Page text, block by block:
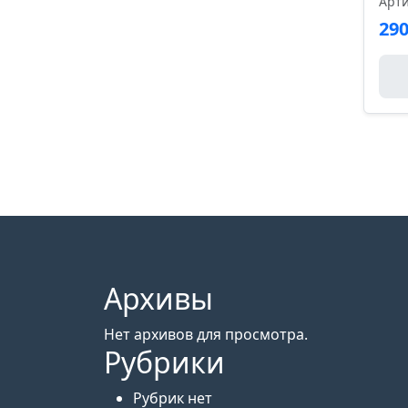
Архивы
Нет архивов для просмотра.
Рубрики
Рубрик нет